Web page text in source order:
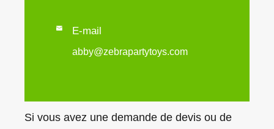
 E-mail
abby@zebrapartytoys.com
Si vous avez une demande de devis ou de